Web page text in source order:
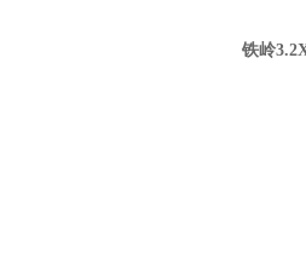
铁岭